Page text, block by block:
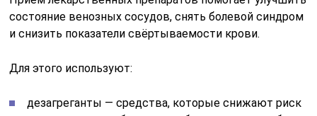
состояние венозных сосудов, снять болевой синдром
и снизить показатели свёртываемости крови.
Для этого используют:
дезагреганты — средства, которые снижают риск